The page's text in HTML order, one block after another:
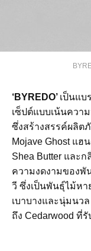
‘BYREDO’ เป็นแบ
เซ็ปต์แบบเน้นควา
ซึ่งสร้างสรรค์ผลิ
Mojave Ghost แ
Shea Butter และ
ความงดงามของ
วี ซึ่งเป็นพันธุ์ไม้ห
เบาบางและนุ่มนว
ถึง Cedarwood ที่